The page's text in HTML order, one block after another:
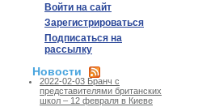
Войти на сайт
Зарегистрироваться
Подписаться на
рассылку
Новости
2022-02-03 Бранч с
представителями британских
школ – 12 февраля в Киеве